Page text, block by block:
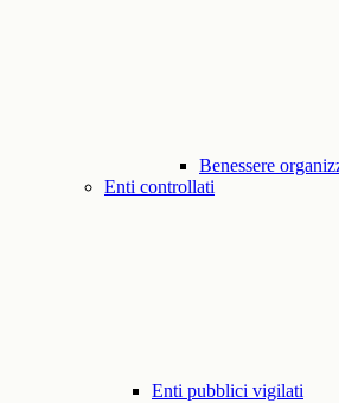
Benessere
Enti controllati
Enti pubblici vigilati